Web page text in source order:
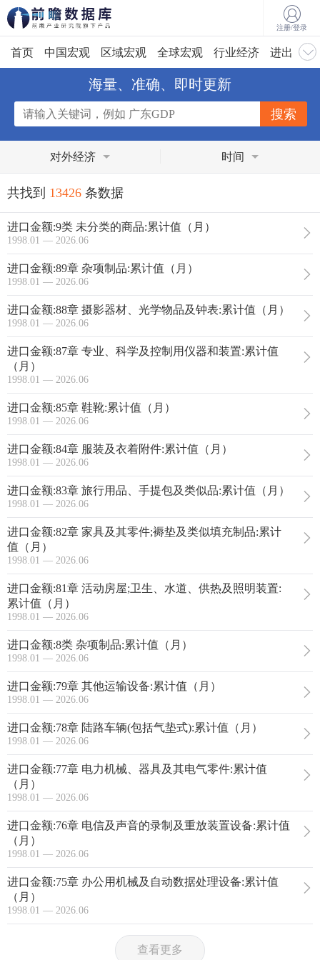
注册/登录
首页 中国宏观 区域宏观 全球宏观 行业经济 进出口
海量、准确、即时更新
对外经济 时间
共找到 13426 条数据
进口金额:9类 未分类的商品:累计值（月）
1998.01 — 2026.06
进口金额:89章 杂项制品:累计值（月）
1998.01 — 2026.06
进口金额:88章 摄影器材、光学物品及钟表:累计值（月）
1998.01 — 2026.06
进口金额:87章 专业、科学及控制用仪器和装置:累计值
（月）
1998.01 — 2026.06
进口金额:85章 鞋靴:累计值（月）
1998.01 — 2026.06
进口金额:84章 服装及衣着附件:累计值（月）
1998.01 — 2026.06
进口金额:83章 旅行用品、手提包及类似品:累计值（月）
1998.01 — 2026.06
进口金额:82章 家具及其零件;褥垫及类似填充制品:累计
值（月）
1998.01 — 2026.06
进口金额:81章 活动房屋;卫生、水道、供热及照明装置:
累计值（月）
1998.01 — 2026.06
进口金额:8类 杂项制品:累计值（月）
1998.01 — 2026.06
进口金额:79章 其他运输设备:累计值（月）
1998.01 — 2026.06
进口金额:78章 陆路车辆(包括气垫式):累计值（月）
1998.01 — 2026.06
进口金额:77章 电力机械、器具及其电气零件:累计值
（月）
1998.01 — 2026.06
进口金额:76章 电信及声音的录制及重放装置设备:累计值
（月）
1998.01 — 2026.06
进口金额:75章 办公用机械及自动数据处理设备:累计值
（月）
1998.01 — 2026.06
查看更多